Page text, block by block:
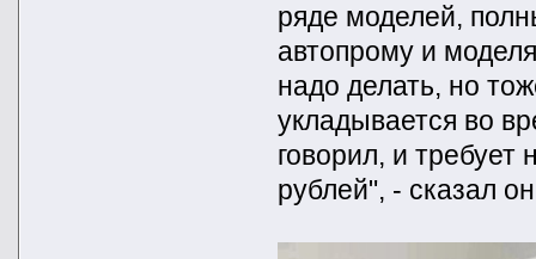
ряде моделей,
автопрому и
надо делать, но
укладывается во
говорил, и
рублей", - сказал